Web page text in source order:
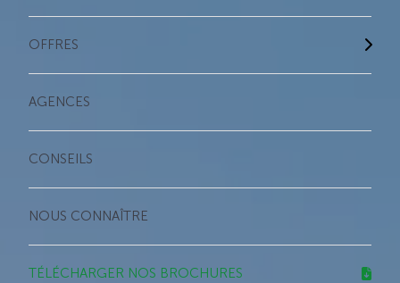
OFFRES
AGENCES
CONSEILS
NOUS CONNAÎTRE
TÉLÉCHARGER NOS BROCHURES